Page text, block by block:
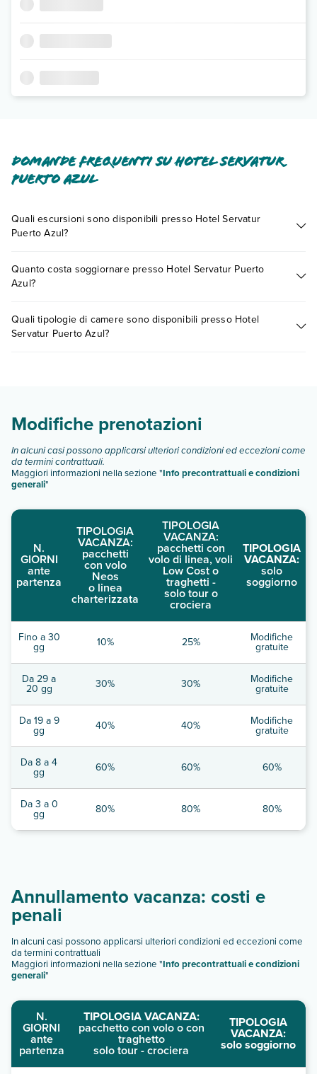
Domande frequenti su Hotel Servatur
Puerto Azul
Quali escursioni sono disponibili presso Hotel Servatur
Puerto Azul?
presso Hotel Servatur Puerto Azul. Scoprile tutte nella
sezione dedicata
Quanto costa soggiornare presso Hotel Servatur Puerto
Azul?
a vari fattori (per es. date, condizioni dell'hotel, ecc). Per
consultare i prezzi, compila il motore di ricerca e scegli
Quali tipologie di camere sono disponibili presso Hotel
Servatur Puerto Azul?
superior vista mare laterale
junior suite vista mare
suite vista mare
Scopri tutti i dettagli nel paragrafo dedicato "
Modifiche prenotazioni
In alcuni casi possono applicarsi ulteriori condizioni ed eccezioni come
da termini contrattuali.
Maggiori informazioni nella sezione "Info precontrattuali e condizioni
generali"
N.
GIORNI
ante
partenza
TIPOLOGIA
VACANZA:
pacchetti
con volo
Neos
o linea
charterizzata
TIPOLOGIA
VACANZA:
pacchetti con
volo di linea, voli
Low Cost o
traghetti -
solo tour o
crociera
TIPOLOGIA
VACANZA:
solo
soggiorno
Fino a 30
gg 10% 25% Modifiche
gratuite
Da 29 a
20 gg 30% 30% Modifiche
gratuite
Da 19 a 9
gg 40% 40% Modifiche
gratuite
Da 8 a 4
gg 60% 60% 60%
Da 3 a 0
gg 80% 80% 80%
Annullamento vacanza: costi e
penali
In alcuni casi possono applicarsi ulteriori condizioni ed eccezioni come
da termini contrattuali
Maggiori informazioni nella sezione "Info precontrattuali e condizioni
generali"
N.
GIORNI
ante
partenza
TIPOLOGIA VACANZA:
pacchetto con volo o con
traghetto
solo tour - crociera
TIPOLOGIA
VACANZA:
solo soggiorno